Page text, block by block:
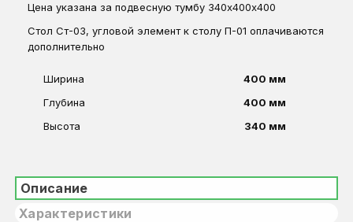
Цена указана за подвесную тумбу 340х400х400
Стол Ст-03, угловой элемент к столу П-01 оплачиваются
дополнительно
Ширина
400 мм
Глубина
400 мм
Высота
340 мм
Описание
Характеристики